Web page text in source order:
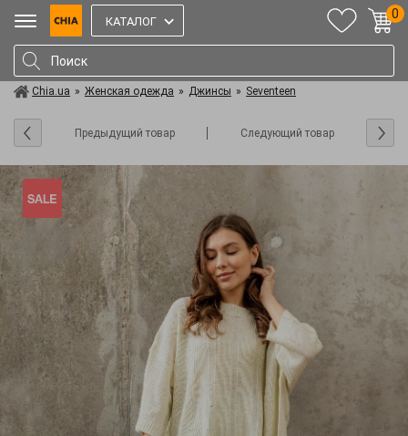
КАТАЛОГ
0
Chia.ua » Женская одежда » Джинсы » Seventeen
Предыдущий товар Следующий товар